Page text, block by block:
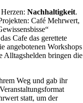
Nachhaltigkeit.
Café Mehrwert,
Cafe das gerettete
angebotenen Workshops
Alltagshelden bringen die
Weg und gab ihr
statt, um der